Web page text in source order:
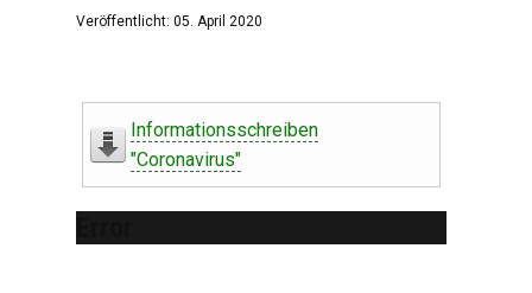
Veröffentlicht: 05. April 2020
Informationsschreiben
"Coronavirus"